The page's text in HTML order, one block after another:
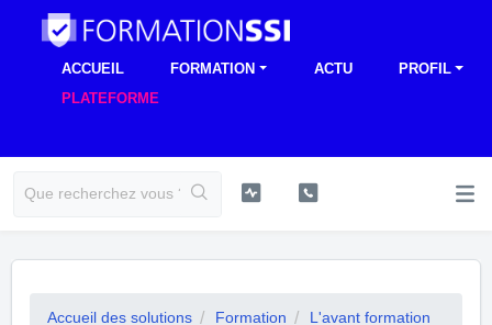
ACCUEIL FORMATION ACTU
PROFIL
PLATEFORME
Accueil des solutions Formation L'avant formation